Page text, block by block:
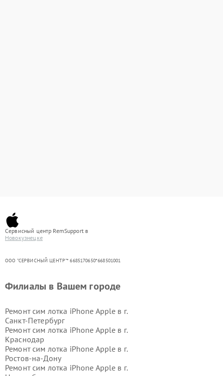
Сервисный центр RemSupport в
Новокузнецке
ООО "СЕРВИСНЫЙ ЦЕНТР"* 6685170650*668501001
Филиалы в Вашем городе
Ремонт сим лотка iPhone Apple в г.
Санкт-Петербург
Ремонт сим лотка iPhone Apple в г.
Краснодар
Ремонт сим лотка iPhone Apple в г.
Ростов-на-Дону
Ремонт сим лотка iPhone Apple в г.